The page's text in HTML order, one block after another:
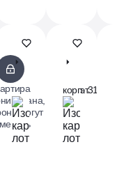
из 19
могут
ЖК
«Родные
кварталы»
корп. 1.1эт. 10 из 10
ЖК
«Родные
корп. 3.2эт. 10 из 10